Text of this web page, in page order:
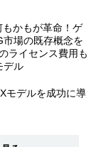
もかもが革命！ゲ
場の既存概念を
ライセンス費用も
デル
モデルを成功に導